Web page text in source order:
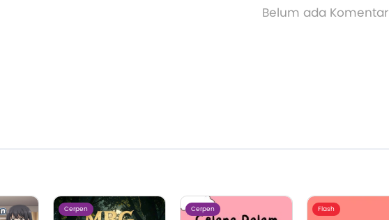
Belum ada Komentar
Cerpen Cerpen Flash